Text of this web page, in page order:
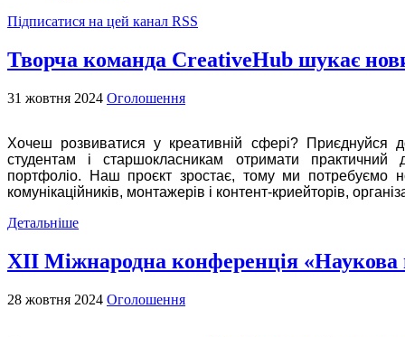
Підписатися на цей канал RSS
Творча команда CreativeHub шукає
31 жовтня 2024 Оголошення
Хочеш розвиватися у креативній сфері?
студентам і старшокласникам отримати
портфоліо.
Наш проєкт зростає, тому ми потребуємо
комунікаційників, монтажерів і контент-криейторів, о
Детальніше
ХІІ Міжнародна конференція
28 жовтня 2024 Оголошення